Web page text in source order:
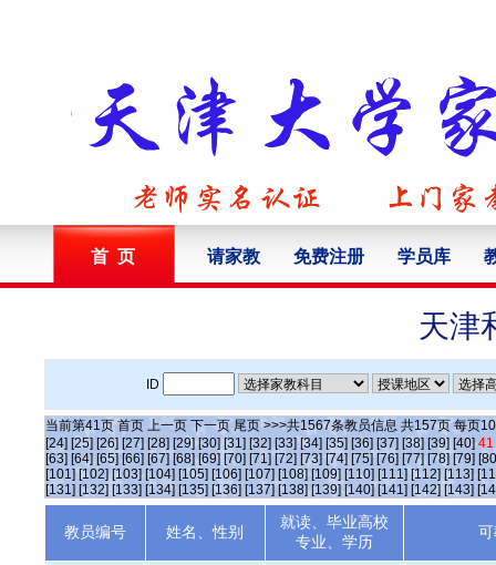
首 页 请家教 免费注册 学员库
天津
ID
当前第41页 首页 上一页 下一页 尾页 >>>共1567条教员信息 共157页 每页10
[24] [25] [26] [27] [28] [29] [30] [31] [32] [33] [34] [35] [36] [37] [38] [39] [40] 41
[63] [64] [65] [66] [67] [68] [69] [70] [71] [72] [73] [74] [75] [76] [77] [78] [79]
[101] [102] [103] [104] [105] [106] [107] [108] [109] [110] [111] [112] [113]
[131] [132] [133] [134] [135] [136] [137] [138] [139] [140] [141] [142] [143]
教员编号 姓名、性别
就读、毕业高校
专业、学历